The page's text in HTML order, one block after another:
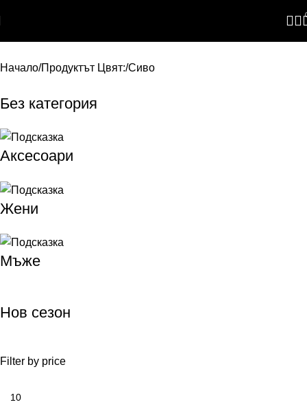
Skip to navigation
Начало Продуктът Цвят: Сиво
Без категория
Аксесоари
Жени
Мъже
Нов сезон
Filter by price